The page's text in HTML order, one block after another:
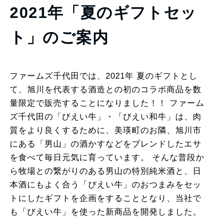
2021年「夏のギフトセッ
ト」のご案内
ファームズ千代田では、2021年 夏のギフトとし
て、旭川を代表する酒造との初のコラボ商品を数
量限定で販売することになりました！！ ファーム
ズ千代田の「びえい牛」・「びえい和牛」は、肉
質をより良くするために、美瑛町のお隣、旭川市
にある「男山」の酒かすなどをブレンドしたエサ
を食べて毎日元気に育っています。 そんな普段か
ら牧場との繋がりのある男山の特別純米酒と、日
本酒にもよく合う「びえい牛」のおつまみをセッ
トにしたギフトを企画をすることとなり、当社で
も「びえい牛」を使った新商品を開発しました。